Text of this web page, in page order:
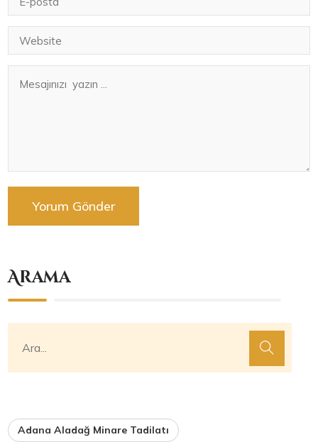
Arama
Adana Aladağ Minare Tadilatı